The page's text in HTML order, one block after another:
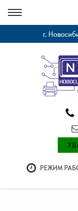
г.
РЕЖИМ